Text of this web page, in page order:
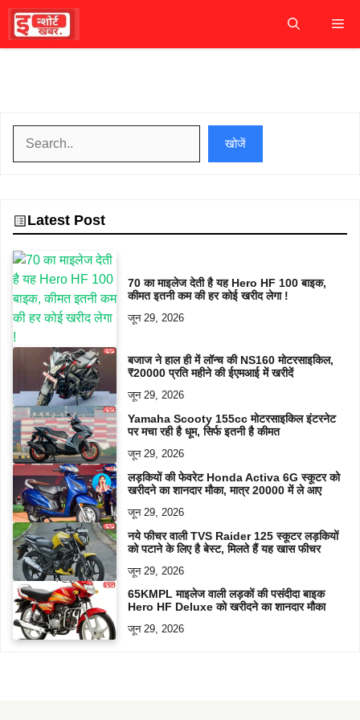
Skip
content
खोजें
Latest Post
70 का माइलेज देती है यह Hero HF 100 बाइक,
कीमत इतनी कम की हर कोई खरीद लेगा !
जून 29, 2026
बजाज ने हाल ही में लॉन्च की NS160 मोटरसाइकिल,
₹20000 प्रति महीने की ईएमआई में खरीदें
जून 29, 2026
Yamaha Scooty 155cc मोटरसाइकिल इंटरनेट
पर मचा रही है धूम, सिर्फ इतनी है कीमत
जून 29, 2026
लड़कियों की फेवरेट Honda Activa 6G स्कूटर को
खरीदने का शानदार मौका, मात्र 20000 में ले आए
जून 29, 2026
नये फीचर वाली TVS Raider 125 स्कूटर लड़कियों
को पटाने के लिए है बेस्ट, मिलते हैं यह खास फीचर
जून 29, 2026
65KMPL माइलेज वाली लड़कों की पसंदीदा बाइक
Hero HF Deluxe को खरीदने का शानदार मौका
जून 29, 2026